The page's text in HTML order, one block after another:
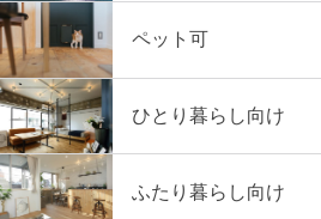
ペット可
ひとり暮らし向け
ふたり暮らし向け